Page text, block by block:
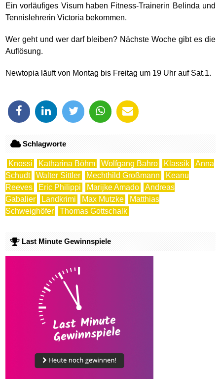
Ein vorläufiges Visum haben Fitness-Trainerin Belinda und
Tennislehrerin Victoria bekommen.
Wer geht und wer darf bleiben? Nächste Woche gibt es die
Auflösung.
Newtopia läuft von Montag bis Freitag um 19 Uhr auf Sat.1.
Schlagworte
Knossi Katharina Böhm Wolfgang Bahro Klassik
Anna
Schudt
Walter Sittler Mechthild Großmann
Keanu
Reeves
Eric Philippi Marijke Amado
Andreas
Gabalier
Landkrimi Max Mutzke
Matthias
Schweighöfer
Thomas Gottschalk
Last Minute Gewinnspiele